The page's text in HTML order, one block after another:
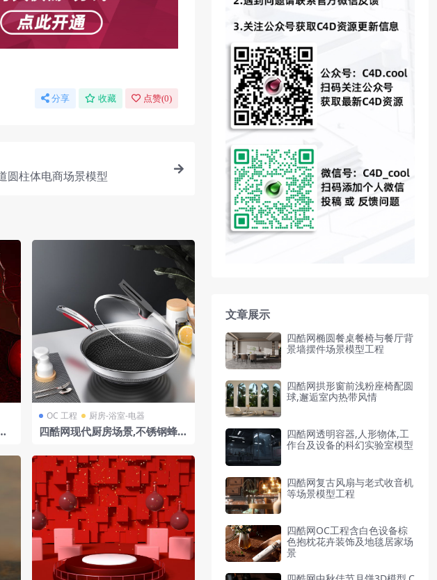
分享 收藏 点赞(0)
圆柱体电商场景模型
OC 工程 厨房-浴室-电器
四酷网现代厨房场景,不锈钢蜂窝
文章展示
四酷网椭圆餐桌餐椅与餐厅背
景墙摆件场景模型工程
四酷网拱形窗前浅粉座椅配圆
球,邂逅室内热带风情
四酷网透明容器,人形物体,工
作台及设备的科幻实验室模型
四酷网复古风扇与老式收音机
等场景模型工程
四酷网OC工程含白色设备棕
色抱枕花卉装饰及地毯居家场
景